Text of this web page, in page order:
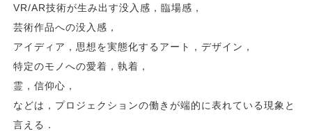
VR/AR技術が生み出す没入感，臨場感，
芸術作品への没入感，
アイディア，思想を実態化するアート，デザイン，
特定のモノへの愛着，執着，
霊，信仰心，
などは，プロジェクションの働きが端的に表れている現象と
言える．